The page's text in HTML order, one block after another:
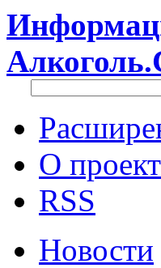
О
RSS
Новости